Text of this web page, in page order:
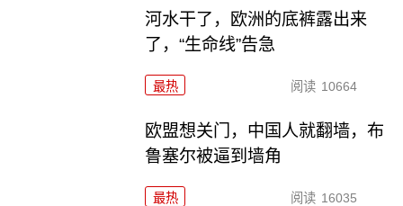
河水干了，欧洲的底裤露出来
了，“生命线”告急
最热 阅读 10664
欧盟想关门，中国人就翻墙，布
鲁塞尔被逼到墙角
最热 阅读 16035